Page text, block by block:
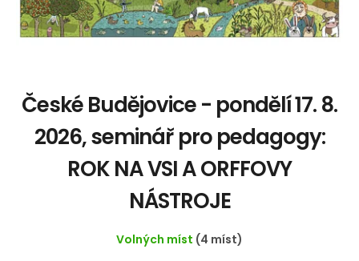
České Budějovice - pondělí 17. 8.
2026, seminář pro pedagogy:
ROK NA VSI A ORFFOVY
NÁSTROJE
Volných míst (4 míst)